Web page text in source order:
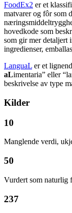
FoodEx2 er et
matvarer og fôr som
hovedkode som
som gir mer detaljert
ingredienser,
LanguaL er et
aLimentaria” eller
beskrivelse av type
Kilder
10
Manglende verdi,
50
Vurdert som naturlig
237